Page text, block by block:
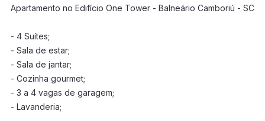
Apartamento no Edifício One Tower - Balneário Camboriú - SC
- 4 Suítes;
- Sala de estar;
- Sala de jantar;
- Cozinha gourmet;
- 3 a 4 vagas de garagem;
- Lavanderia;